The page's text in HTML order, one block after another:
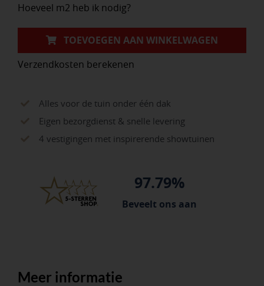
aantal
Hoeveel m2 heb ik nodig?
TOEVOEGEN AAN WINKELWAGEN
Verzendkosten berekenen
Alles voor de tuin onder één dak
Eigen bezorgdienst & snelle levering
4 vestigingen met inspirerende showtuinen
97.79%
Beveelt ons aan
Meer informatie